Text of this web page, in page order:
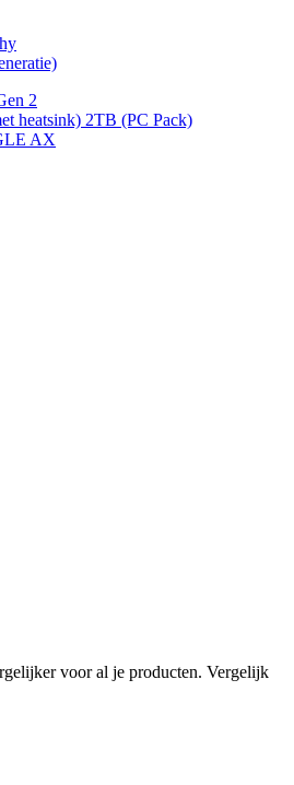
2
heatsink) 2TB (PC Pack)
AX
voor al je producten. Vergelijk